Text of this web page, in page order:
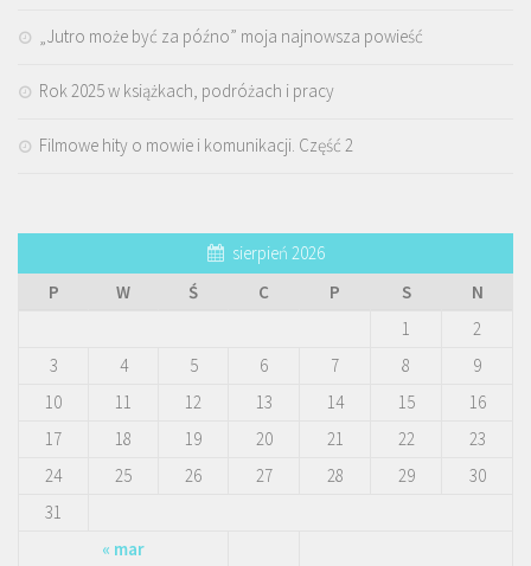
„Jutro może być za późno” moja najnowsza powieść
Rok 2025 w książkach, podróżach i pracy
Filmowe hity o mowie i komunikacji. Część 2
sierpień 2026
P
W Ś C P S N
« mar
1
2
3
4 5 6 7 8
9
10
11 12 13 14 15
16
17
18 19 20 21 22
23
24
25 26 27 28 29
30
31